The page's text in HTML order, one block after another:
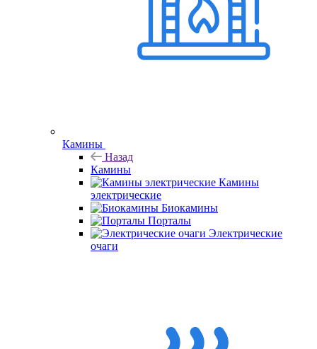
Камины
Назад
Камины
Камины
электрические
Биокамины
Порталы
Электрические
очаги